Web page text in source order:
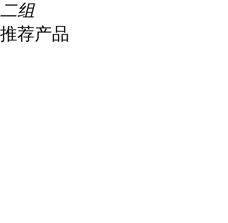
二组
推荐产品